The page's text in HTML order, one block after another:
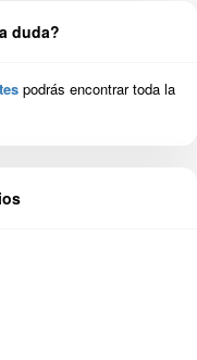
duda?
podrás encontrar toda la